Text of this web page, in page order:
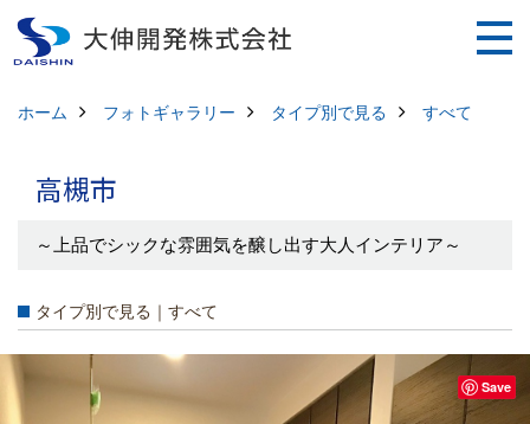
ホーム フォトギャラリー タイプ別で見る すべて
高槻市
～上品でシックな雰囲気を醸し出す大人インテリア～
タイプ別で見る｜すべて
Save